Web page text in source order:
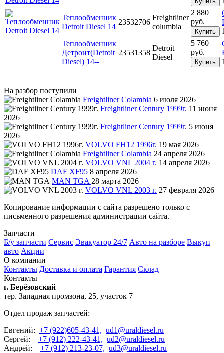
Теплообменник
Detroit Diesel 14
23532706
Freightliner
columbia
2 880
руб.
Купить
Теплообменник
Детроит(Detroit
Diesel) 14--
23531358
Detroit
Diesel
5 760
руб.
Купить
На разбор поступили
Freightliner Colambia 6 июля 2026
Freightliner Century 1999г. 11 июня
2026
Freightliner Century 1999г. 5 июня
2026
VOLVO FH12 1996г. 19 мая 2026
Freightliner Colambia 24 апреля 2026
VOLVO VNL 2004 г. 14 апреля 2026
DAF XF95 8 апреля 2026
MAN TGA 28 марта 2026
VOLVO VNL 2003 г. 27 февраля 2026
Копирование информации с сайта разрешено только с
письменного разрешения администрации сайта.
Запчасти
Б/у запчасти Сервис Эвакуатор 24/7 Авто на разборе Выкуп
авто Акции
О компании
Контакты Доставка и оплата Гарантия Склад
Контакты
г. Берёзовский
тер. Западная промзона, 25, участок 7
Отдел продаж запчастей:
Евгений: +7 (922)605-43-41, ud1@uraldiesel.ru
Сергей: +7 (912) 222-43-41, ud2@uraldiesel.ru
Андрей: +7 (912) 213-23-07, ud3@uraldiesel.ru